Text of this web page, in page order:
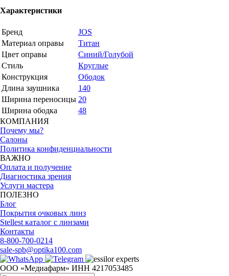
Характеристики
Бренд
JOS
Материал оправы
Титан
Цвет оправы
Синий/Голубой
Стиль
Круглые
Конструкция
Ободок
Длина заушника
140
Ширина переносицы 20
Ширина ободка
48
КОМПАНИЯ
Почему мы?
Салоны
Политика конфиденциальности
ВАЖНО
Оплата и получение
Диагностика зрения
Услуги мастера
ПОЛЕЗНО
Блог
Покрытия очковых линз
Stellest каталог с линзами
Контакты
8-800-700-0214
sale-spb@optika100.com
ООО «Медиафарм» ИНН 4217053485